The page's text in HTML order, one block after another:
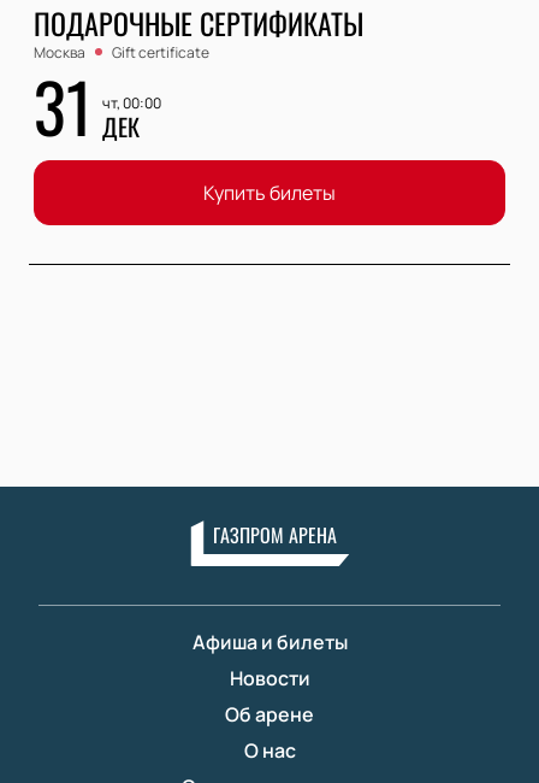
ПОДАРОЧНЫЕ СЕРТИФИКАТЫ
Москва Gift certificate
31 чт, 00:00
ДЕК
Купить билеты
ГАЗПРОМ АРЕНА
Афиша и билеты
Новости
Об арене
О нас